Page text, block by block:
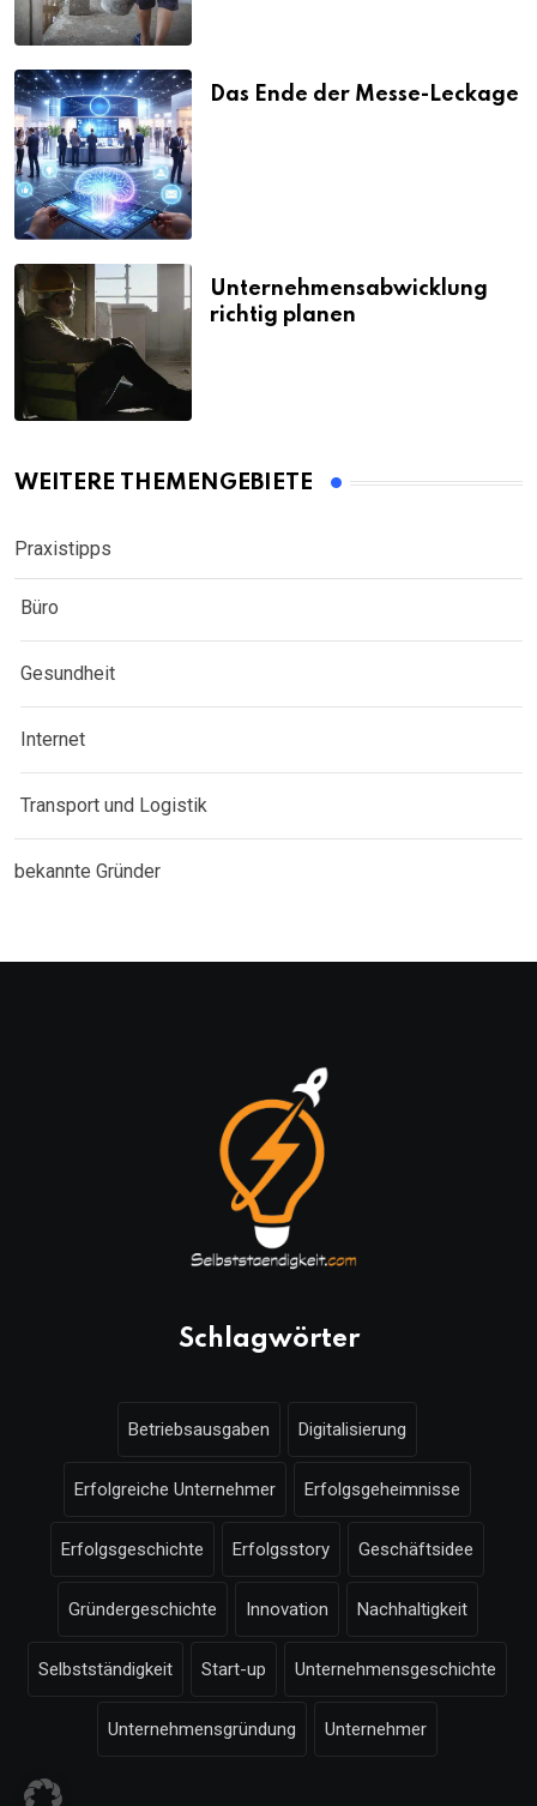
Das Ende der Messe-Leckage
Unternehmensabwicklung
richtig planen
WEITERE THEMENGEBIETE
Praxistipps
Büro
Gesundheit
Internet
Transport und Logistik
bekannte Gründer
Schlagwörter
Betriebsausgaben Digitalisierung
Erfolgreiche Unternehmer Erfolgsgeheimnisse
Erfolgsgeschichte Erfolgsstory Geschäftsidee
Gründergeschichte Innovation Nachhaltigkeit
Selbstständigkeit Start-up Unternehmensgeschichte
Unternehmensgründung Unternehmer